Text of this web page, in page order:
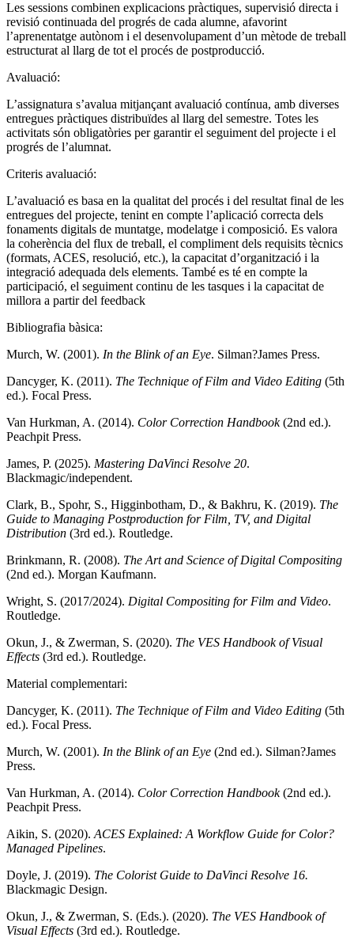
Les sessions combinen explicacions pràctiques, supervisió directa i
revisió continuada del progrés de cada alumne, afavorint
l’aprenentatge autònom i el desenvolupament d’un mètode de treball
estructurat al llarg de tot el procés de postproducció.
Avaluació:
L’assignatura s’avalua mitjançant avaluació contínua, amb diverses
entregues pràctiques distribuïdes al llarg del semestre. Totes les
activitats són obligatòries per garantir el seguiment del projecte i el
progrés de l’alumnat.
Criteris avaluació:
L’avaluació es basa en la qualitat del procés i del resultat final de les
entregues del projecte, tenint en compte l’aplicació correcta dels
fonaments digitals de muntatge, modelatge i composició. Es valora
la coherència del flux de treball, el compliment dels requisits tècnics
(formats, ACES, resolució, etc.), la capacitat d’organització i la
integració adequada dels elements. També es té en compte la
participació, el seguiment continu de les tasques i la capacitat de
millora a partir del feedback
Bibliografia bàsica:
Murch, W. (2001). In the Blink of an Eye. Silman?James Press.
Dancyger, K. (2011). The Technique of Film and Video Editing (5th
ed.). Focal Press.
Van Hurkman, A. (2014). Color Correction Handbook(2nd ed.).
Peachpit Press.
James, P. (2025). Mastering DaVinci Resolve 20.
Blackmagic/independent.
Clark, B., Spohr, S., Higginbotham, D., & Bakhru, K. (2019). The
Guide to Managing Postproduction for Film, TV, and Digital
Distribution (3rd ed.). Routledge.
Brinkmann, R. (2008). The Art and Science of Digital Compositing
(2nd ed.). Morgan Kaufmann.
Wright, S. (2017/2024). Digital Compositing for Film and Video.
Routledge.
Okun, J., & Zwerman, S. (2020). The VES Handbook of Visual
Effects (3rd ed.). Routledge.
Material complementari:
Dancyger, K. (2011). The Technique of Film and Video Editing (5th
ed.). Focal Press.
Murch, W. (2001). In the Blink of an Eye (2nd ed.). Silman?James
Press.
Van Hurkman, A. (2014). Color Correction Handbook(2nd ed.).
Peachpit Press.
Aikin, S. (2020).ACES Explained: A Workflow Guide for Color?
Managed Pipelines.
Doyle, J. (2019). The Colorist Guide to DaVinci Resolve 16.
Blackmagic Design.
Okun, J., & Zwerman, S. (Eds.). (2020). The VES Handbook of
Visual Effects (3rd ed.). Routledge.